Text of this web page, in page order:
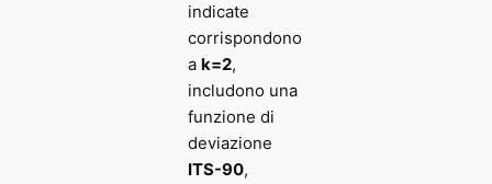
indicate
corrispondono
ak=2,
includono una
funzione di
deviazione
ITS-90,